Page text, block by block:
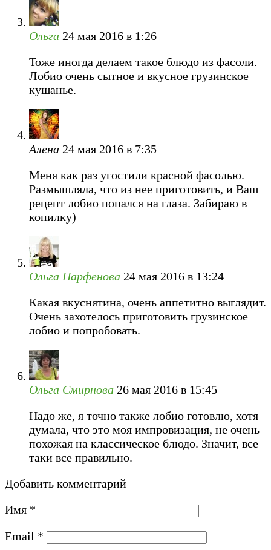
Ольга 24 мая 2016 в 1:26
Тоже иногда делаем такое блюдо из фасоли.
Лобио очень сытное и вкусное грузинское
кушанье.
Алена 24 мая 2016 в 7:35
Меня как раз угостили красной фасолью.
Размышляла, что из нее приготовить, и Ваш
рецепт лобио попался на глаза. Забираю в
копилку)
Ольга Парфенова 24 мая 2016 в 13:24
Какая вкуснятина, очень аппетитно выглядит.
Очень захотелось приготовить грузинское
лобио и попробовать.
Ольга Смирнова 26 мая 2016 в 15:45
Надо же, я точно также лобио готовлю, хотя
думала, что это моя импровизация, не очень
похожая на классическое блюдо. Значит, все
таки все правильно.
Добавить комментарий
Имя *
Email *